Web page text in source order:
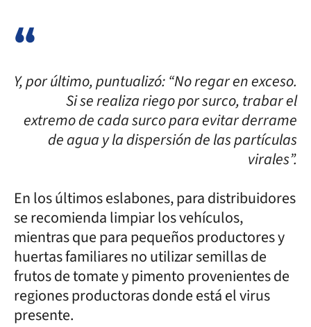
Y, por último, puntualizó: “No regar en exceso.
Si se realiza riego por surco, trabar el
extremo de cada surco para evitar derrame
de agua y la dispersión de las partículas
virales”.
En los últimos eslabones, para distribuidores
se recomienda limpiar los vehículos,
mientras que para pequeños productores y
huertas familiares no utilizar semillas de
frutos de tomate y pimento provenientes de
regiones productoras donde está el virus
presente.